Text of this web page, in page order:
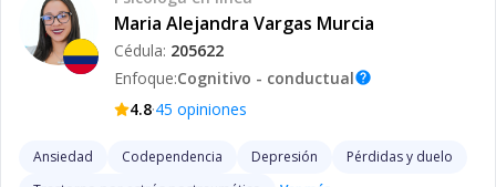
Maria Alejandra Vargas Murcia
Cédula: 205622
Enfoque:Cognitivo - conductualhelp
4.8·45 opiniones
Ansiedad Codependencia Depresión
Pérdidas y duelo